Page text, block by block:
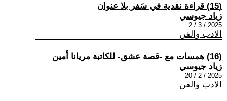
(15) قراءة نقدية في سَفر بلا عنوان
زياد جيوسي
2025 / 3 / 2
الادب والفن
(16) همسات مع -قصة عشق- للكاتبة مريانا أمين
زياد جيوسي
2025 / 2 / 20
الادب والفن